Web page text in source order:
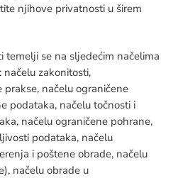
njihove privatnosti u širem
temelji se na sljedećim načelima
zakonitosti,
načelu ograničene
podataka, načelu točnosti i
načelu ograničene pohrane,
podataka, načelu
i poštene obrade, načelu
načelu obrade u